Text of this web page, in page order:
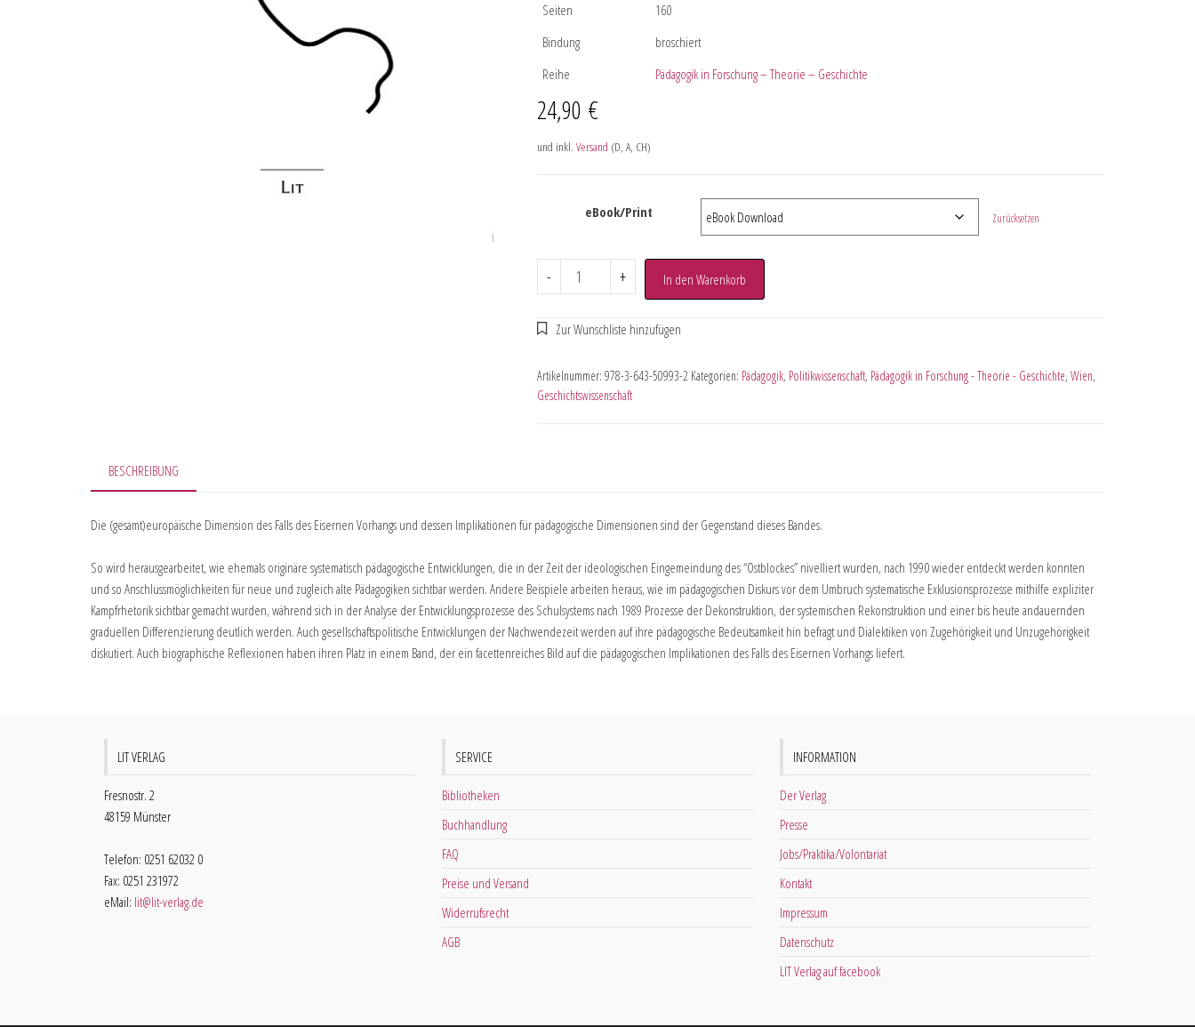
Seiten
160
Bindung
broschiert
Reihe
Pädagogik in Forschung – Theorie – Geschichte
24,90 €
und inkl. Versand (D, A, CH)
eBook/Print Zurücksetzen
- + In den Warenkorb
Artikelnummer: 978-3-643-50993-2 Kategorien: Pädagogik, Politikwissenschaft, Pädagogik in Forschung - Theorie - Geschichte, Wien,
Geschichtswissenschaft
BESCHREIBUNG
Die (gesamt)europäische Dimension des Falls des Eisernen Vorhangs und dessen Implikationen für pädagogische Dimensionen sind der Gegenstand dieses Bandes.
So wird herausgearbeitet, wie ehemals originäre systematisch pädagogische Entwicklungen, die in der Zeit der ideologischen Eingemeindung des “Ostblockes” nivelliert wurden, nach 1990 wieder entdeckt werden konnten
und so Anschlussmöglichkeiten für neue und zugleich alte Pädagogiken sichtbar werden. Andere Beispiele arbeiten heraus, wie im pädagogischen Diskurs vor dem Umbruch systematische Exklusionsprozesse mithilfe expliziter
Kampfrhetorik sichtbar gemacht wurden, während sich in der Analyse der Entwicklungsprozesse des Schulsystems nach 1989 Prozesse der Dekonstruktion, der systemischen Rekonstruktion und einer bis heute andauernden
graduellen Differenzierung deutlich werden. Auch gesellschaftspolitische Entwicklungen der Nachwendezeit werden auf ihre pädagogische Bedeutsamkeit hin befragt und Dialektiken von Zugehörigkeit und Unzugehörigkeit
diskutiert. Auch biographische Reflexionen haben ihren Platz in einem Band, der ein facettenreiches Bild auf die pädagogischen Implikationen des Falls des Eisernen Vorhangs liefert.
LIT VERLAG
Fresnostr. 2
48159 Münster
Telefon: 0251 62032 0
Fax: 0251 231972
eMail: lit@lit-verlag.de
SERVICE
Bibliotheken
Buchhandlung
FAQ
Preise und Versand
Widerrufsrecht
AGB
INFORMATION
Der Verlag
Presse
Jobs/Praktika/Volontariat
Kontakt
Impressum
Datenschutz
LIT Verlag auf facebook